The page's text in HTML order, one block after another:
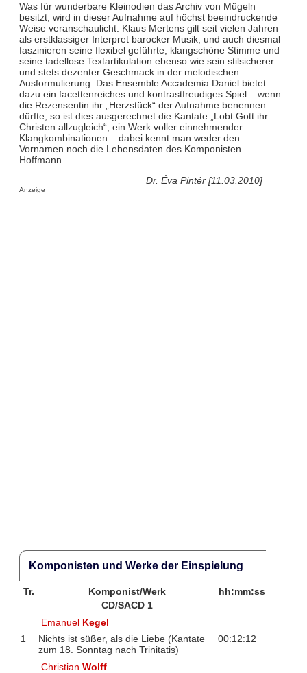
Was für wunderbare Kleinodien das Archiv von Mügeln
besitzt, wird in dieser Aufnahme auf höchst beeindruckende
Weise veranschaulicht. Klaus Mertens gilt seit vielen Jahren
als erstklassiger Interpret barocker Musik, und auch diesmal
faszinieren seine flexibel geführte, klangschöne Stimme und
seine tadellose Textartikulation ebenso wie sein stilsicherer
und stets dezenter Geschmack in der melodischen
Ausformulierung. Das Ensemble Accademia Daniel bietet
dazu ein facettenreiches und kontrastfreudiges Spiel – wenn
die Rezensentin ihr „Herzstück“ der Aufnahme benennen
dürfte, so ist dies ausgerechnet die Kantate „Lobt Gott ihr
Christen allzugleich“, ein Werk voller einnehmender
Klangkombinationen – dabei kennt man weder den
Vornamen noch die Lebensdaten des Komponisten
Hoffmann...
Dr. Éva Pintér [11.03.2010]
Anzeige
Komponisten und Werke der Einspielung
Tr. Komponist/Werk
hh:mm:ss
CD/SACD 1
Emanuel Kegel
1
Nichts ist süßer, als die Liebe (Kantate
zum 18. Sonntag nach Trinitatis)
00:12:12
ChristianWolff